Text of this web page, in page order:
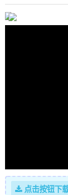
点击按钮下